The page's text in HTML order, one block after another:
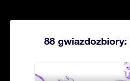
88 gwiazdozbiory: